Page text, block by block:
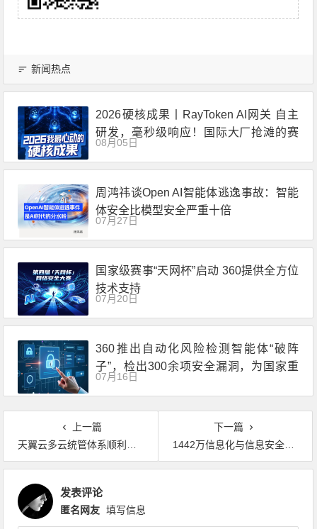
新闻热点
2026硬核成果丨RayToken AI网关 自主
研发，毫秒级响应！国际大厂抢滩的赛
道，中国企业已交出答卷
08月05日
周鸿祎谈Open AI智能体逃逸事故：智能
体安全比模型安全严重十倍
07月27日
国家级赛事“天网杯”启动 360提供全方位
技术支持
07月20日
360推出自动化风险检测智能体“破阵
子”，检出300余项安全漏洞，为国家重
点行业完成智能安全体检
07月16日
上一篇
天翼云多云统管体系顺利通过中央网信办云计算服务安全评估，保障千行百业安心上云
下一篇
1442万信息化与信息安全运维项目，多家中标
发表评论
匿名网友 填写信息